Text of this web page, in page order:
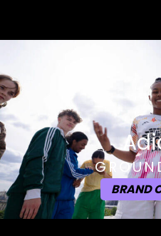
BRAND